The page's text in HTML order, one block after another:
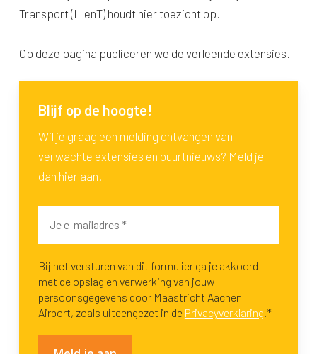
Transport (ILenT) houdt hier toezicht op.
Op deze pagina publiceren we de verleende extensies.
Blijf op de hoogte!
Wil je graag een melding ontvangen van
verwachte extensies en buurtnieuws? Meld je
dan hier aan.
Bij het versturen van dit formulier ga je akkoord
met de opslag en verwerking van jouw
persoonsgegevens door Maastricht Aachen
Airport, zoals uiteengezet in de Privacyverklaring.*